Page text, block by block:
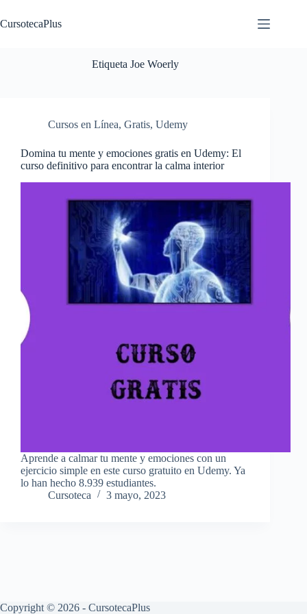
al
contenido
CursotecaPlus
Etiqueta Joe Woerly
Cursos en Línea, Gratis, Udemy
Domina tu mente y emociones gratis en Udemy: El
curso definitivo para encontrar la calma interior
Aprende a calmar tu mente y emociones con un
ejercicio simple en este curso gratuito en Udemy. Ya
lo han hecho 8.939 estudiantes.
Cursoteca
3 mayo, 2023
Copyright © 2026 - CursotecaPlus